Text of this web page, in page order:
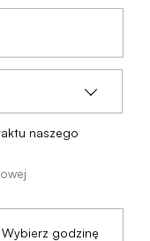
naszego
Wybierz godzinę